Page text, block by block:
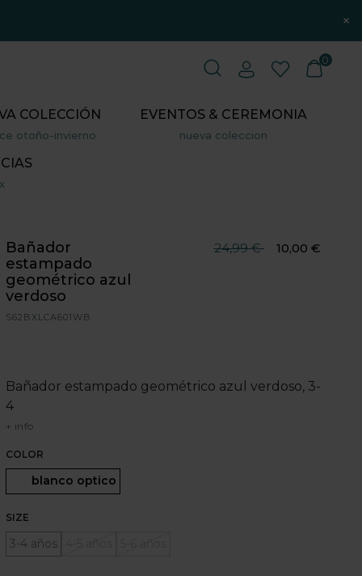
×
COLECCIÓN
otoño-invierno
EVENTOS & CEREMONIA
nueva coleccion
0
Bañador
estampado
geométrico azul
verdoso
Precio reducido desde
24,99 €hasta
10,00 €
S62BXLCA601WB
Bañador estampado geométrico azul verdoso, 3-
4
+ info
COLOR
blanco optico
Seleccionado
SIZE
3-4 años